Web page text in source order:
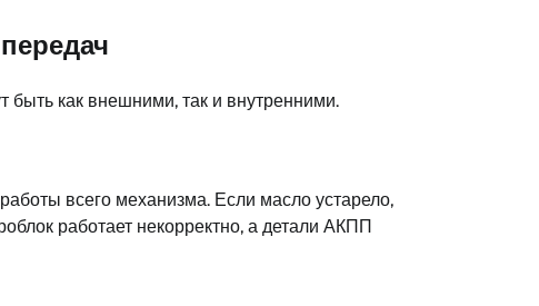
как внешними, так и внутренними.
всего механизма. Если масло устарело,
работает некорректно, а детали АКПП